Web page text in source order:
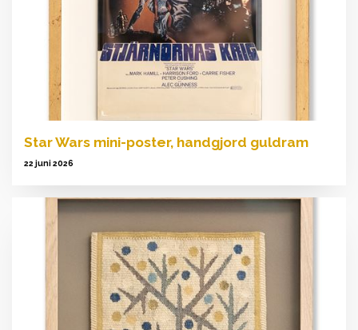
Star Wars mini-poster, handgjord guldram
22 juni 2026